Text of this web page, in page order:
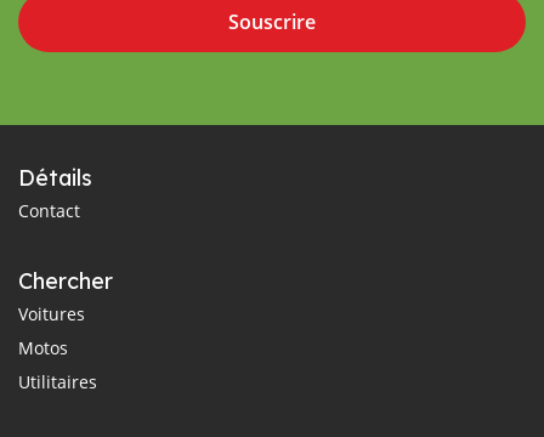
Souscrire
Détails
Contact
Chercher
Voitures
Motos
Utilitaires